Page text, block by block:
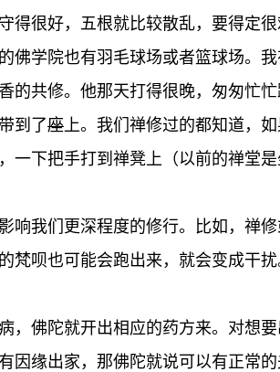
得很好，五根就比较散乱，要得定很
佛学院也有羽毛球场或者篮球场。
的共修。他那天打得很晚，匆匆忙
到了座上。我们禅修过的都知道，
一下把手打到禅凳上（以前的禅堂
响我们更深程度的修行。比如，禅
梵呗也可能会跑出来，就会变成干
，佛陀就开出相应的药方来。对想
因缘出家，那佛陀就说可以有正常